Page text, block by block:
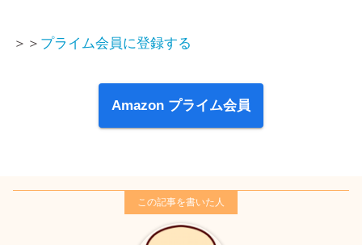
＞＞ プライム会員に登録する
Amazon プライム会員